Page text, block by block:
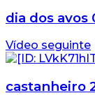
dia dos avos
Vídeo seguinte
castanheiro